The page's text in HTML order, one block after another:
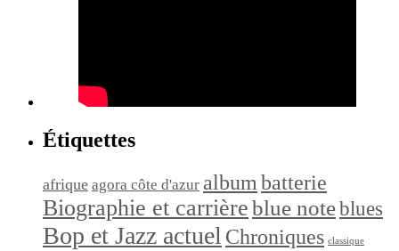
Étiquettes
afrique agora côte d'azur album batterie
Biographie et carrièreblue noteblues
Bop et Jazz actuel Chroniques classique